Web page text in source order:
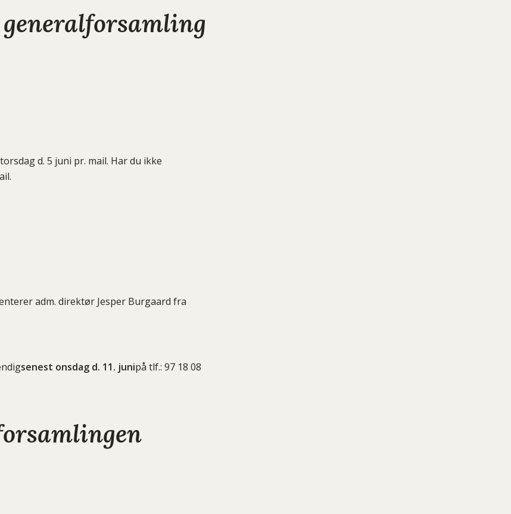
d. 5 juni pr. mail. Har du ikke
adm. direktør Jesper Burgaard fra
senest onsdag d. 11. junipå tlf.: 97 18 08